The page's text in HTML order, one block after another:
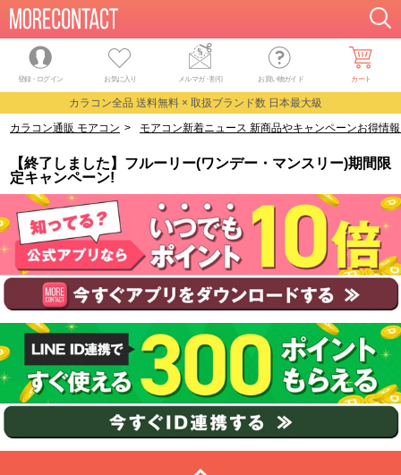
登録・ログイン お気に入り メルマガ・割引 お買い物ガイド カート
カラコン全品 送料無料 × 取扱ブランド数 日本最大級
カラコン通販 モアコン > モアコン新着ニュース 新商品やキャンペーンお得情
【終了しました】フルーリー(ワンデー・マンスリー)期間限
定キャンペーン!